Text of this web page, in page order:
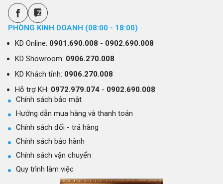
PHÒNG KINH DOANH (08:00 - 18:00)
KD Online: 0901.690.008 - 0902.690.008
KD Showroom: 0906.270.008
KD Khách tỉnh: 0906.270.008
Hỗ trợ KH: 0972.979.074- 0902.690.008
Chính sách bảo mật
Hướng dẫn mua hàng và thanh toán
Chính sách đổi - trả hàng
Chính sách bảo hành
Chính sách vận chuyển
Quy trình làm việc